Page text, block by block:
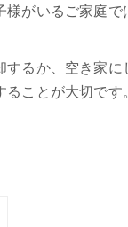
様がいるご家庭
するか、空き家
ことが大切です